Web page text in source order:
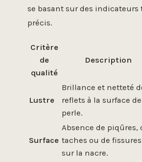
se basant sur des
précis.
Critère
de
qualité
Description
Lustre
Brillance et netteté
reflets à la surface
perle.
Surface
Absence de piqûres,
taches ou de fissures
sur la nacre.